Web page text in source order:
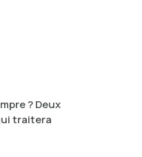
? Deux
traitera